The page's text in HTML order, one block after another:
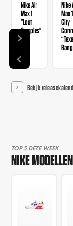
Nike Air
Max 1
"Lost
Samples"
Nike
Max 1
City
Bekijk
TOP 5 DEZE WEEK
NIKE MODELLEN